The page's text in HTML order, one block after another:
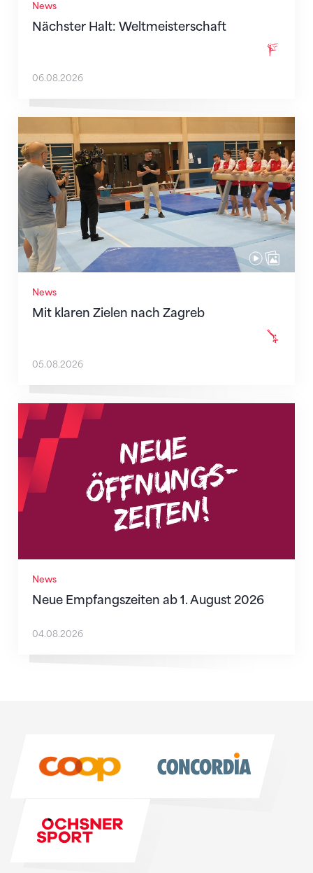
News
Nächster Halt: Weltmeisterschaft
06.08.2026
News
Mit klaren Zielen nach Zagreb
Mit klaren Zielen nach Zagreb
05.08.2026
News
Neue Empfangszeiten ab 1. August 2026
Neue Empfangszeiten ab 1. August 2026
04.08.2026